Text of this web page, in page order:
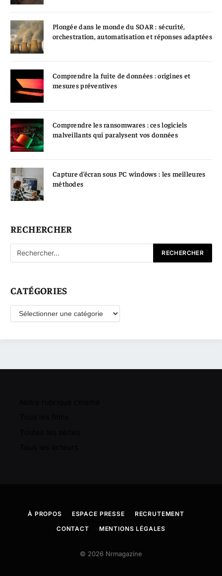
Plongée dans le monde du SOAR : sécurité,
orchestration, automatisation et réponses adaptées
Comprendre la fuite de données : origines et
mesures préventives
Comprendre les ransomwares : ces logiciels
malveillants qui paralysent vos données
Capture d’écran sous PC windows : les meilleures
méthodes
RECHERCHER
CATÉGORIES
Catégories
À PROPOS ESPACE PRESSE
RECRUTEMENT
CONTACT
MENTIONS LÉGALES
© 2026 Nrmagazine